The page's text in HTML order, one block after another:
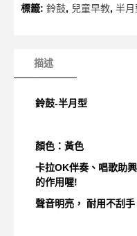
標籤: 鈴鼓, 兒童早教, 半月
描述
鈴鼓-半月型
顏色：黃色
卡拉OK伴奏、唱歌助
的作用喔!
聲音明亮， 耐用不刮手